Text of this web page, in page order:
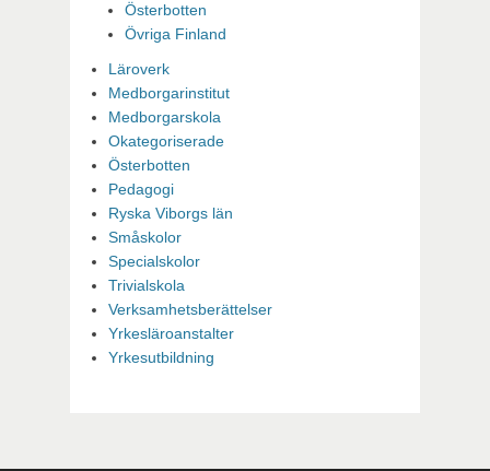
Österbotten
Övriga Finland
Läroverk
Medborgarinstitut
Medborgarskola
Okategoriserade
Österbotten
Pedagogi
Ryska Viborgs län
Småskolor
Specialskolor
Trivialskola
Verksamhetsberättelser
Yrkesläroanstalter
Yrkesutbildning